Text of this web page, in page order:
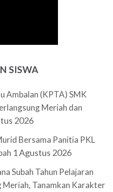
SISWA
Ambalan (KPTA) SMK
Meriah dan
2026
Bersama Panitia PKL
1 Agustus 2026
Subah Tahun Pelajaran
Tanamkan Karakter